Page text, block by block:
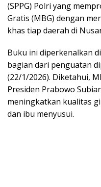
(SPPG) Polri yang
Gratis (MBG) dengan
khas tiap daerah di
Buku ini diperkenalkan
bagian dari penguatan
(22/1/2026). Diketahui,
Presiden Prabowo
meningkatkan kualitas
dan ibu menyusui.